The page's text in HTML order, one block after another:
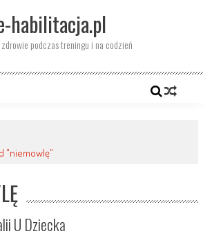
habilitacja.pl
zdrowie podczas treningu i na codzień
"niemowlę"
U Dziecka